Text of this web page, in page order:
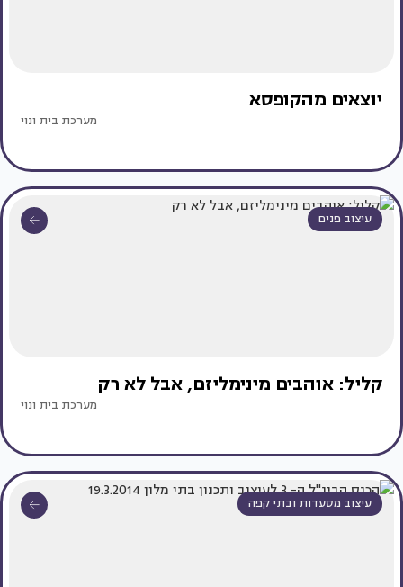
יוצאים מהקופסא
מערכת בית ונוי
עיצוב פנים
קליל: אוהבים מינימליזם, אבל לא רק
מערכת בית ונוי
עיצוב מסעדות ובתי קפה